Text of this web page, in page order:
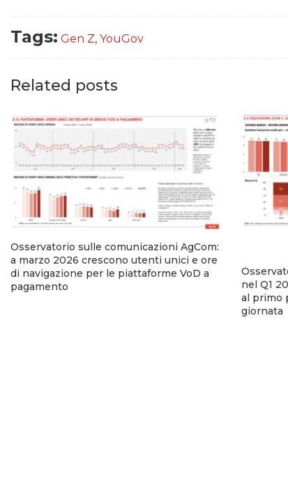
Tags: Gen Z, YouGov
Related posts
Osservatorio sulle comunicazioni AgCom:
a marzo 2026 crescono utenti unici e ore
di navigazione per le piattaforme VoD a
pagamento
nel Q1
al primo
giornata